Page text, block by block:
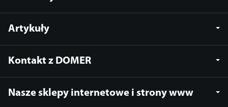
Artykuły
Kontakt z DOMER
Nasze sklepy internetowe i strony www